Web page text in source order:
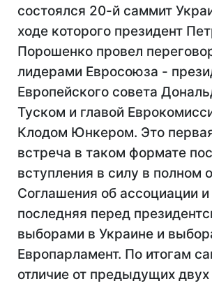
состоялся 20-й саммит
ходе которого президент
Порошенко провел
лидерами Евросоюза -
Европейского совета
Туском и главой
Клодом Юнкером. Это
встреча в таком формате
вступления в силу в полном
Соглашения об ассоциации и
последняя перед
выборами в Украине и
Европарламент. По итогам
отличие от предыдущих двух